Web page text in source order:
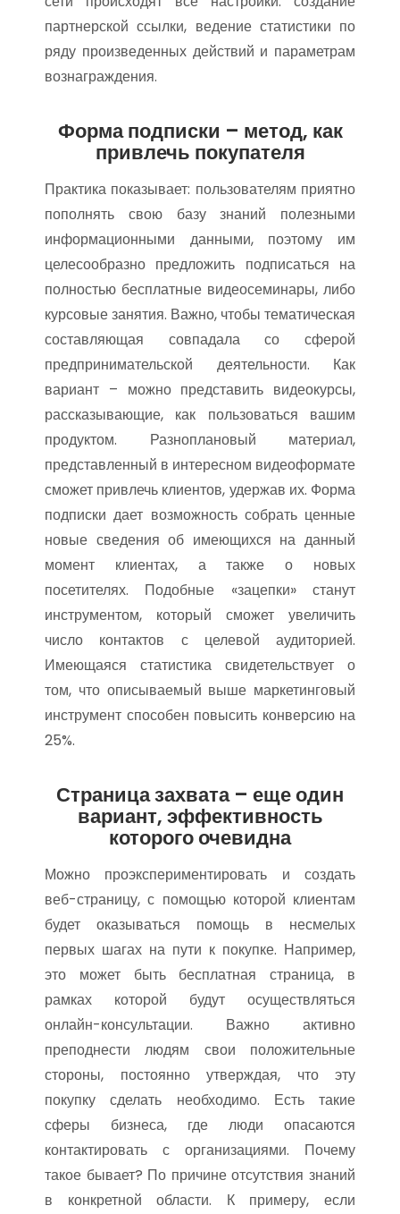
партнерской ссылки, ведение статистики по
ряду произведенных действий и параметрам
вознаграждения.
Форма подписки – метод, как
привлечь покупателя
Практика показывает: пользователям приятно
пополнять свою базу знаний полезными
информационными данными, поэтому им
целесообразно предложить подписаться на
полностью бесплатные видеосеминары, либо
курсовые занятия. Важно, чтобы тематическая
составляющая совпадала со сферой
предпринимательской деятельности. Как
вариант – можно представить видеокурсы,
рассказывающие, как пользоваться вашим
продуктом. Разноплановый материал,
представленный в интересном видеоформате
сможет привлечь клиентов, удержав их. Форма
подписки дает возможность собрать ценные
новые сведения об имеющихся на данный
момент клиентах, а также о новых
посетителях. Подобные «зацепки» станут
инструментом, который сможет увеличить
число контактов с целевой аудиторией.
Имеющаяся статистика свидетельствует о
том, что описываемый выше маркетинговый
инструмент способен повысить конверсию на
25%.
Страница захвата – еще один
вариант, эффективность
которого очевидна
Можно проэкспериментировать и создать
веб-страницу, с помощью которой клиентам
будет оказываться помощь в несмелых
первых шагах на пути к покупке. Например,
это может быть бесплатная страница, в
рамках которой будут осуществляться
онлайн-консультации. Важно активно
преподнести людям свои положительные
стороны, постоянно утверждая, что эту
покупку сделать необходимо. Есть такие
сферы бизнеса, где люди опасаются
контактировать с организациями. Почему
такое бывает? По причине отсутствия знаний
в конкретной области. К примеру, если